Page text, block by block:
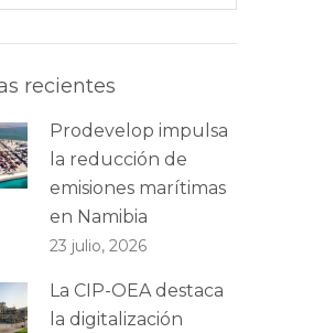
recientes
Prodevelop impulsa
la reducción de
emisiones marítimas
en Namibia
23 julio, 2026
La CIP-OEA destaca
la digitalización